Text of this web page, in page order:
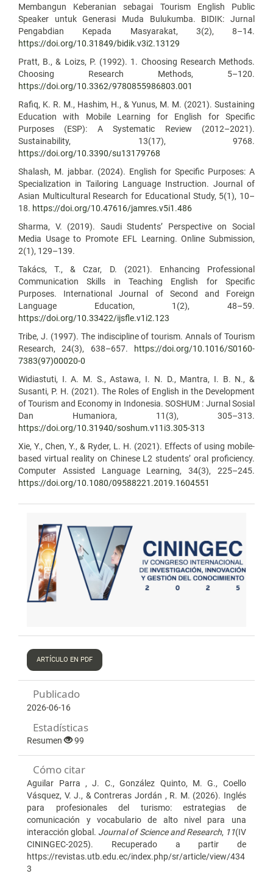
Membangun Keberanian sebagai Tourism English Public
Speaker untuk Generasi Muda Bulukumba. BIDIK: Jurnal
Pengabdian Kepada Masyarakat, 3(2), 8–14.
https://doi.org/10.31849/bidik.v3i2.13129
Pratt, B., & Loizs, P. (1992). 1. Choosing Research Methods.
Choosing Research Methods, 5–120.
https://doi.org/10.3362/9780855986803.001
Rafiq, K. R. M., Hashim, H., & Yunus, M. M. (2021). Sustaining
Education with Mobile Learning for English for Specific
Purposes (ESP): A Systematic Review (2012–2021).
Sustainability, 13(17), 9768.
https://doi.org/10.3390/su13179768
Shalash, M. jabbar. (2024). English for Specific Purposes: A
Specialization in Tailoring Language Instruction. Journal of
Asian Multicultural Research for Educational Study, 5(1), 10–
18. https://doi.org/10.47616/jamres.v5i1.486
Sharma, V. (2019). Saudi Students’ Perspective on Social
Media Usage to Promote EFL Learning. Online Submission,
2(1), 129–139.
Takács, T., & Czar, D. (2021). Enhancing Professional
Communication Skills in Teaching English for Specific
Purposes. International Journal of Second and Foreign
Language Education, 1(2), 48–59.
https://doi.org/10.33422/ijsfle.v1i2.123
Tribe, J. (1997). The indiscipline of tourism. Annals of Tourism
Research, 24(3), 638–657.
https://doi.org/10.1016/S0160-
7383(97)00020-0
Widiastuti, I. A. M. S., Astawa, I. N. D., Mantra, I. B. N., &
Susanti, P. H. (2021). The Roles of English in the Development
of Tourism and Economy in Indonesia. SOSHUM : Jurnal Sosial
Dan Humaniora, 11(3), 305–313.
https://doi.org/10.31940/soshum.v11i3.305-313
Xie, Y., Chen, Y., & Ryder, L. H. (2021). Effects of using mobile-
based virtual reality on Chinese L2 students’ oral proficiency.
Computer Assisted Language Learning, 34(3), 225–245.
https://doi.org/10.1080/09588221.2019.1604551
ARTÍCULO EN PDF
Publicado
2026-06-16
Estadísticas
Resumen 99
Cómo citar
Aguilar Parra , J. C., González Quinto, M. G., Coello
Vásquez, V. J., & Contreras Jordán , R. M. (2026). Inglés
para profesionales del turismo: estrategias de
comunicación y vocabulario de alto nivel para una
interacción global. Journal of Science and Research, 11(IV
CININGEC-2025). Recuperado a partir de
https://revistas.utb.edu.ec/index.php/sr/article/view/434
3